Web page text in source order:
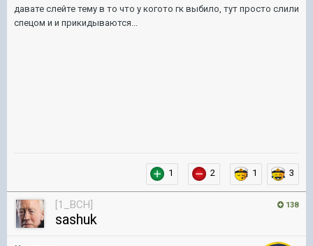
давате слейте тему в то что у когото гк выбило, тут просто слили
спецом и и прикидываются...
1 2 1 3
138
[1_BCH]
sashuk